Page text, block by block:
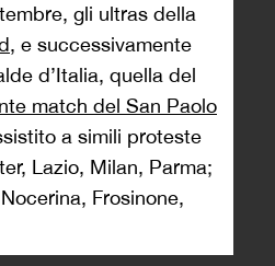
gli ultras della
, e successivamente
d’Italia, quella del
match del San Paolo
a simili proteste
Lazio, Milan, Parma;
Frosinone,